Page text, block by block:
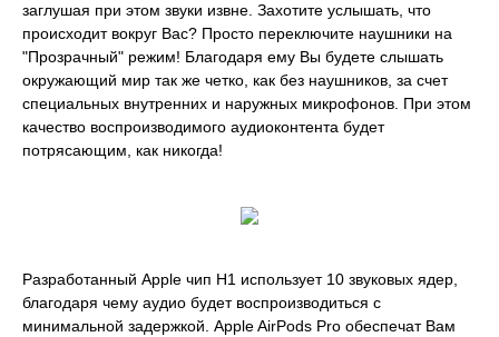
заглушая при этом звуки извне. Захотите услышать, что
происходит вокруг Вас? Просто переключите наушники на
"Прозрачный" режим! Благодаря ему Вы будете слышать
окружающий мир так же четко, как без наушников, за счет
специальных внутренних и наружных микрофонов. При этом
качество воспроизводимого аудиоконтента будет
потрясающим, как никогда!
Разработанный Apple чип H1 использует 10 звуковых ядер,
благодаря чему аудио будет воспроизводиться с
минимальной задержкой. Apple AirPods Pro обеспечат Вам